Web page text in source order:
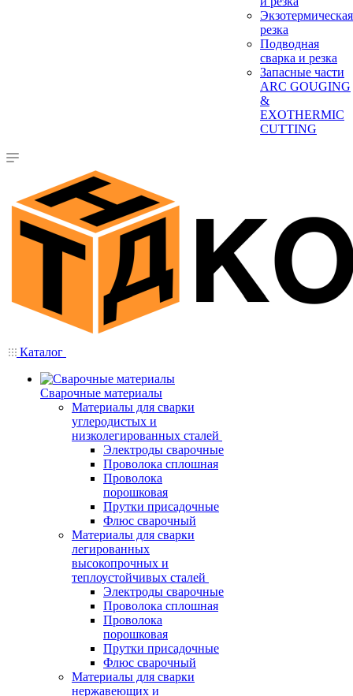
Экзотермическая
резка
Подводная
сварка и резка
Запасные части
ARC GOUGING
&
EXOTHERMIC
CUTTING
Каталог
Сварочные материалы
Материалы для сварки
углеродистых и
низколегированных сталей
Электроды сварочные
Проволока сплошная
Проволока
порошковая
Прутки присадочные
Флюс сварочный
Материалы для сварки
легированных
высокопрочных и
теплоустойчивых сталей
Электроды сварочные
Проволока сплошная
Проволока
порошковая
Прутки присадочные
Флюс сварочный
Материалы для сварки
нержавеющих и